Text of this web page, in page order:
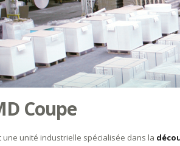
Coupe
une unité industrielle spécialisée dans la